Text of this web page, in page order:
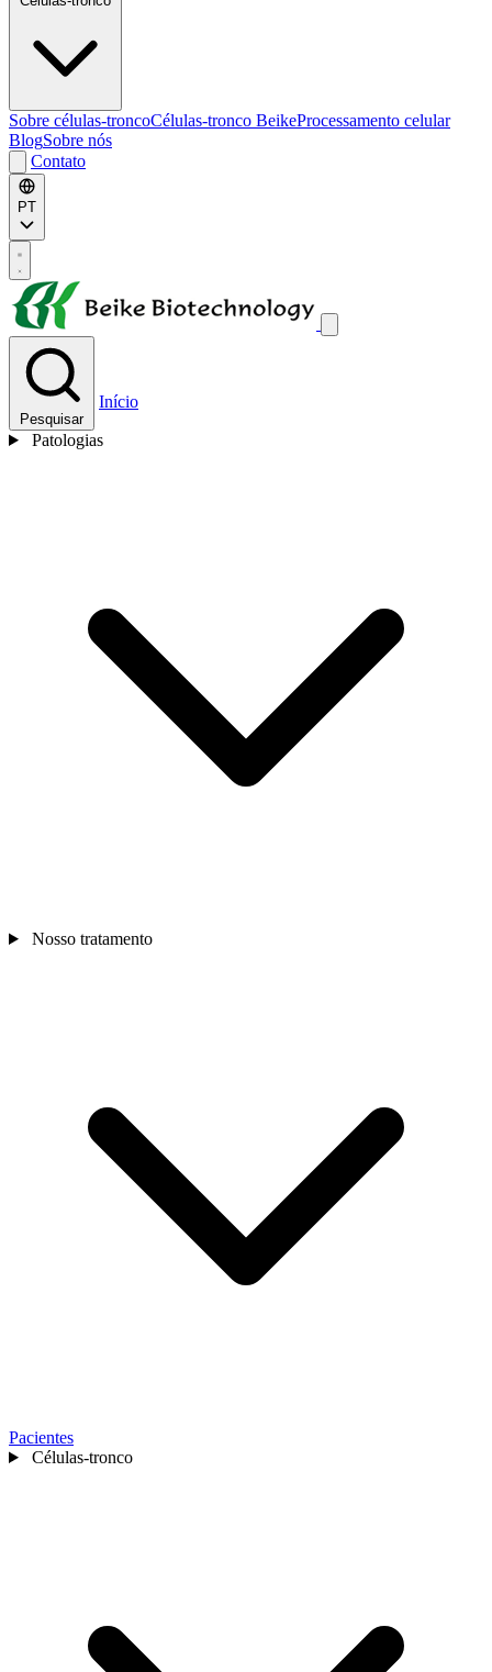
Sobre células-troncoCélulas-tronco BeikeProcessamento celular
BlogSobre nós
Contato
PT
Pesquisar
Início
Patologias
Nosso tratamento
Pacientes
Células-tronco